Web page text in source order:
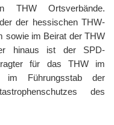
THW Ortsverbände.
der hessischen THW-
sowie im Beirat der THW
hinaus ist der SPD-
für das THW im
im Führungsstab der
des